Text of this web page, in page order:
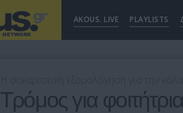
AKOUS. LIVE PLAYLISTS
Τρόμος για